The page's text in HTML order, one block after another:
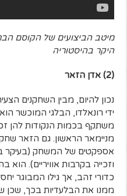
מיטב הביצועים של הקוסם
היקר בהיסטוריה
(2) אדן הזאר
נכון להיום, מבין השחקנים
ידי רונאלדו, הבלגי המוכשר
מניימאר הראשון. גם הזאר
אספקטים של המשחק (בעיקר
וזכייה בקרבות אוויריים).
ממנו את הבלעדיות בכך, שכן